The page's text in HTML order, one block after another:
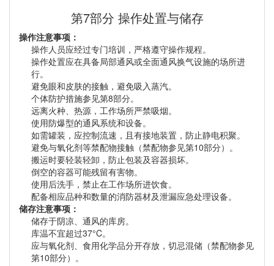
第7部分 操作处置与储存
操作注意事项：
操作人员应经过专门培训，严格遵守操作规程。
操作处置应在具备局部通风或全面通风换气设施的场所进
行。
避免眼和皮肤的接触，避免吸入蒸汽。
个体防护措施参见第8部分。
远离火种、热源，工作场所严禁吸烟。
使用防爆型的通风系统和设备。
如需罐装，应控制流速，且有接地装置，防止静电积聚。
避免与氧化剂等禁配物接触（禁配物参见第10部分）。
搬运时要轻装轻卸，防止包装及容器损坏。
倒空的容器可能残留有害物。
使用后洗手，禁止在工作场所进饮食。
配备相应品种和数量的消防器材及泄漏应急处理设备。
储存注意事项：
储存于阴凉、通风的库房。
库温不宜超过37°C。
应与氧化剂、食用化学品分开存放，切忌混储（禁配物参见
第10部分）。